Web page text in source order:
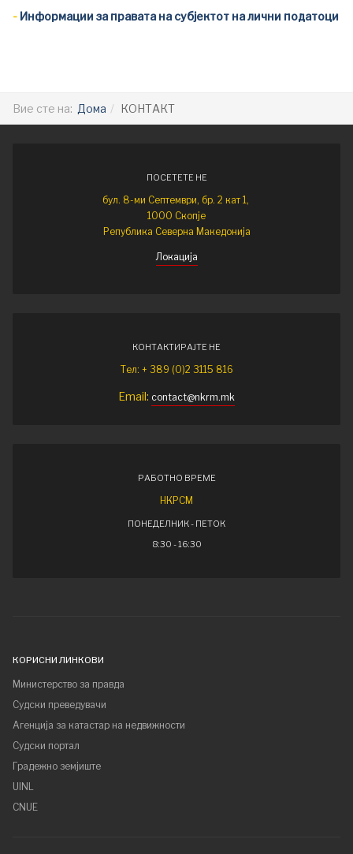
- Информации за правата на субјектот на лични податоци
Вие сте на: Дома КОНТАКТ
ПОСЕТЕТЕ НЕ
бул. 8-ми Септември, бр. 2 кат 1,
1000 Скопје
Република Северна Македонија
Локација
КОНТАКТИРАЈТЕ НЕ
Тел: + 389 (0)2 3115 816
Email: contact@nkrm.mk
РАБОТНО ВРЕМЕ
НКРСМ
ПОНЕДЕЛНИК - ПЕТОК
8:30 - 16:30
КОРИСНИ ЛИНКОВИ
Министерство за правда
Судски преведувачи
Агенција за катастар на недвижности
Судски портал
Градежно земјиште
UINL
CNUE